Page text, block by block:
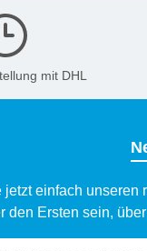
mit DHL
jetzt einfach
den Ersten sein,